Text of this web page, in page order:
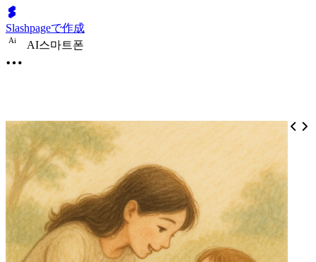
Slashpageで作成
Ai AI스마트폰